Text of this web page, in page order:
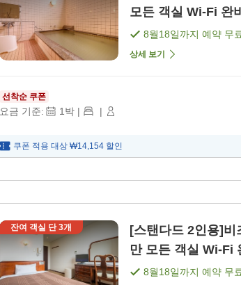
모든 객실 Wi-Fi 완
8월18일까지 예약 무
상세 보기
선착순 쿠폰
요금 기준: 1 박 | |
쿠폰 적용 대상 ₩14,154 할인
잔여 객실 단3개
[스탠다드 2인용]비즈니
만 모든 객실 Wi-
8월18일까지 예약 무